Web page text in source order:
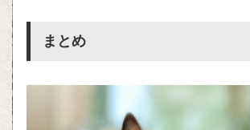
まとめ